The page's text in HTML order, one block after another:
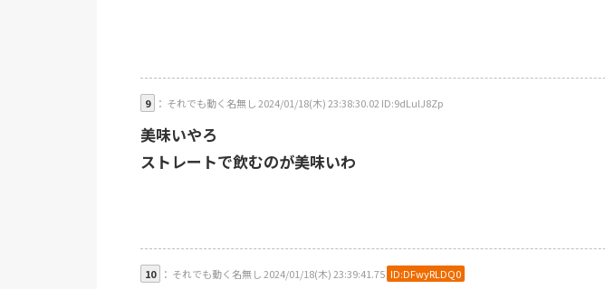
9 ： それでも動く名無し 2024/01/18(木) 23:38:30.02 ID:9dLulJ8Zp
美味いやろ
ストレートで飲むのが美味いわ
10 ： それでも動く名無し 2024/01/18(木) 23:39:41.75 ID:DFwyRLDQ0